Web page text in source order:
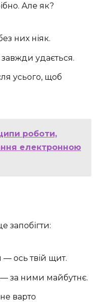
Але як?
них ніяк.
завжди удається.
усього, щоб
роботи,
електронною
запобігти:
— ось твій щит.
за ними майбутнє.
варто